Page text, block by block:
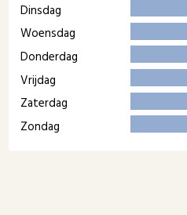
Dinsdag
Woensdag
Donderdag
Vrijdag
Zaterdag
Zondag